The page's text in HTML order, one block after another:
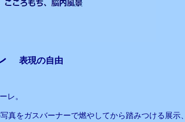
表現の自由
レ。
真をガスバーナーで燃やしてから踏みつける展示、